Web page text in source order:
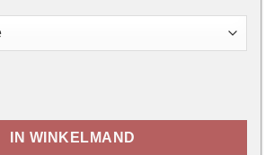
aantal
IN WINKELMAND